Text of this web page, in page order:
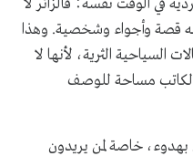
في الوقت نفسه؛ فالزائر لا
قصة وأجواء وشخصية. وهذا
السياحية الثرية، لأنها لا
مساحة للوصف
بهدوء، خاصة لمن يريدون